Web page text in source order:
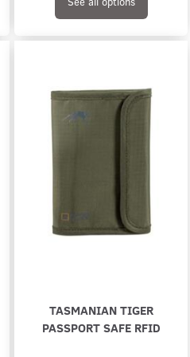
TASMANIAN TIGER
PASSPORT SAFE RFID